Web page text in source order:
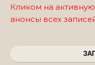
Кликом на
анонсы всех